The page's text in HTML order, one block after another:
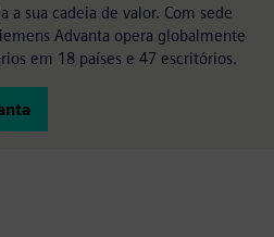
a sua cadeia de valor. Com sede
Advanta opera globalmente
em 18 países e 47 escritórios.